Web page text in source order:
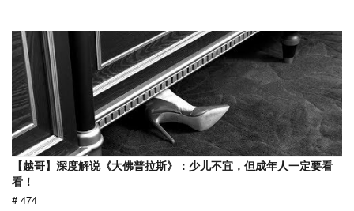
【越哥】深度解说《大佛普拉斯》：少儿不宜，但成年人一定要看
看！
# 474